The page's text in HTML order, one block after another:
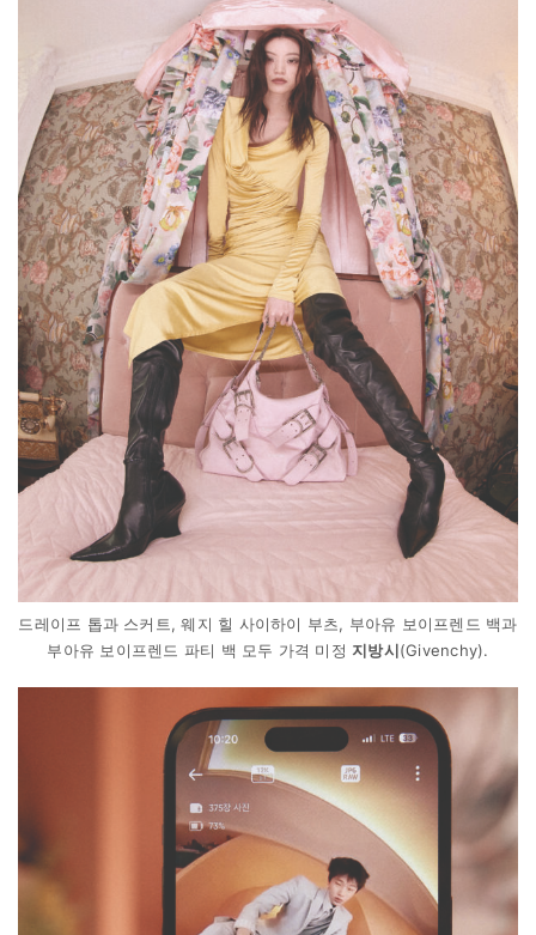
드레이프 톱과 스커트, 웨지 힐 사이하이 부츠, 부아유 보이프렌드 백과
부아유 보이프렌드 파티 백 모두 가격 미정 지방시(Givenchy).